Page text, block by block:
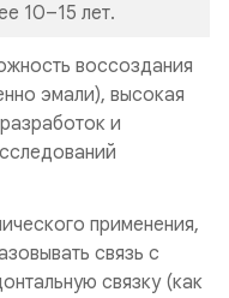
10–15 лет.
воссоздания
эмали), высокая
и
применения,
связь с
связку (как